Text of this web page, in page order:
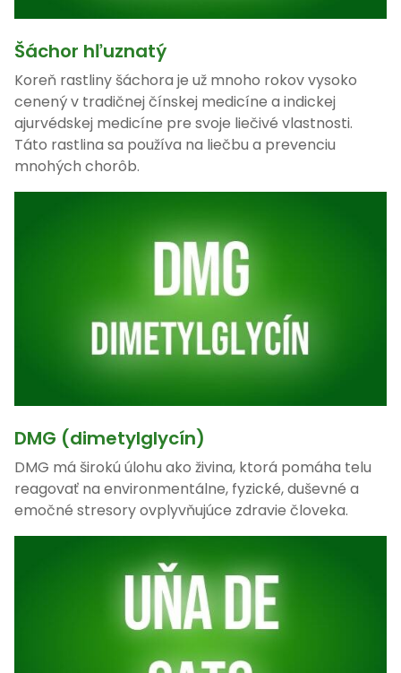
Šáchor hľuznatý
Koreň rastliny šáchora je už mnoho rokov vysoko
cenený v tradičnej čínskej medicíne a indickej
ajurvédskej medicíne pre svoje liečivé vlastnosti.
Táto rastlina sa používa na liečbu a prevenciu
mnohých chorôb.
DMG (dimetylglycín)
DMG má širokú úlohu ako živina, ktorá pomáha telu
reagovať na environmentálne, fyzické, duševné a
emočné stresory ovplyvňujúce zdravie človeka.